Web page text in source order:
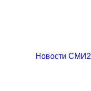
Новости СМИ2